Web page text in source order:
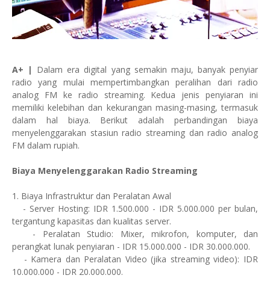
A+ | Dalam era digital yang semakin maju, banyak penyiar
radio yang mulai mempertimbangkan peralihan dari radio
analog FM ke radio streaming. Kedua jenis penyiaran ini
memiliki kelebihan dan kekurangan masing-masing, termasuk
dalam hal biaya. Berikut adalah perbandingan biaya
menyelenggarakan stasiun radio streaming dan radio analog
FM dalam rupiah.
Biaya Menyelenggarakan Radio Streaming
1. Biaya Infrastruktur dan Peralatan Awal
- Server Hosting: IDR 1.500.000 - IDR 5.000.000 per bulan,
tergantung kapasitas dan kualitas server.
- Peralatan Studio: Mixer, mikrofon, komputer, dan
perangkat lunak penyiaran - IDR 15.000.000 - IDR 30.000.000.
- Kamera dan Peralatan Video (jika streaming video): IDR
10.000.000 - IDR 20.000.000.